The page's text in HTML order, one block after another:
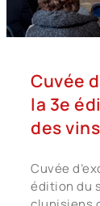
Cuvée
la 3e
des
Cuvée
édition du